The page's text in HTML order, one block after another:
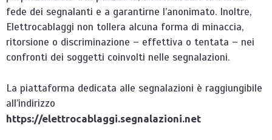
fede dei segnalanti e a garantirne l’anonimato. Inoltre,
Elettrocablaggi non tollera alcuna forma di minaccia,
ritorsione o discriminazione – effettiva o tentata – nei
confronti dei soggetti coinvolti nelle segnalazioni.
La piattaforma dedicata alle segnalazioni è raggiungibile
all’indirizzo
https://elettrocablaggi.segnalazioni.net